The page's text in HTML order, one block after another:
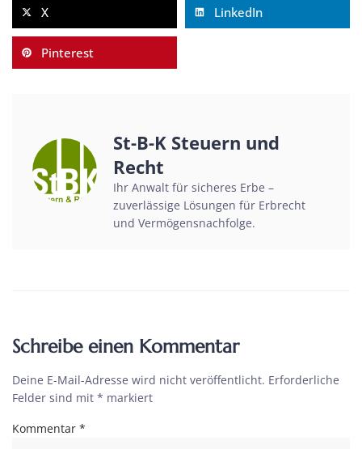
X LinkedIn
Pinterest
St-B-K Steuern und
Recht
Ihr Anwalt für sicheres Erbe –
zuverlässige Lösungen für Erbrecht
und Vermögensnachfolge.
Schreibe einen Kommentar
Deine E-Mail-Adresse wird nicht veröffentlicht. Erforderliche
Felder sind mit * markiert
Kommentar *